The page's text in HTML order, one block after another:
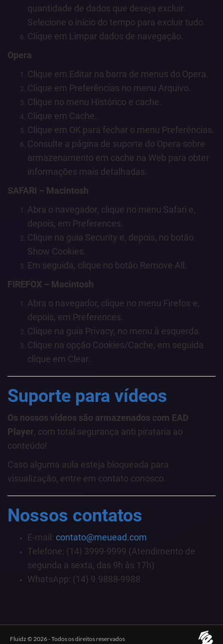
quantidade de dados que deseja excluir.
Selecione o início do tempo para excluir tudo.
Clique em Limpar dados de navegação.
Opera
Clique em Editar na barra de menus do Opera.
Clique em Preferências no menu Arquivo.
Clique no menu Histórico e cache.
Clique em Cache.
Clique em OK para fechar o menu Preferências.
Consulte a página de suporte do Opera sobre
armazenamento em cache na Web para obter
informações mais detalhadas.
SAFARI – Macintosh
Abra o navegador, clique no menu Safari e,
depois, em Preferences.
Clique na guia Security e, depois, no botão
Show Cookies.
Em seguida, clique no botão Remove All.
FIREFOX – Macintosh
Abra o navegador, clique no menu Firefox e,
depois, em Preferences.
Clique na guia Privacy, no menu à esquerda.
Clique na opção Cookies/Cache, em seguida
clique em Clear.
Suporte para vídeos
Os nossos vídeos são armazenados com EAD
Player, com total segurança anti pirataria ao
conteúdo!
Caso alguma aula esteja bloqueada para
visualização, entre em contato conosco.
Nossos contatos
E-mail: contato@meuead.com
Telefone: (14) 3999-9999 (Atendimento de
segunda a sexta, das 9h às 17h)
WhatsApp: (14) 9.9888-9988
Fluidz © 2026 - Todos os direitos reservados